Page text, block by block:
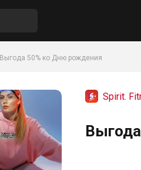
Выгода 50% ко Дню рождения
Spirit.